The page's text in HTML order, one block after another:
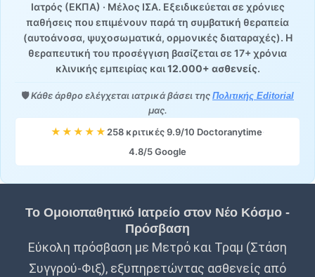
Ιατρός (ΕΚΠΑ) · Μέλος ΙΣΑ. Εξειδικεύεται σε χρόνιες
παθήσεις που επιμένουν παρά τη συμβατική θεραπεία
(αυτοάνοσα, ψυχοσωματικά, ορμονικές διαταραχές). Η
θεραπευτική του προσέγγιση βασίζεται σε 17+ χρόνια
κλινικής εμπειρίας και12.000+ ασθενείς.
🛡️Κάθε άρθρο ελέγχεται ιατρικά βάσει της Πολιτικής Editorial
μας.
★★★★★258 κριτικές·9.9/10 Doctoranytime·
4.8/5 Google
Το Ομοιοπαθητικό Ιατρείο στον Νέο Κόσμο -
Πρόσβαση
Εύκολη πρόσβαση με Μετρό και Τραμ (Στάση
Συγγρού-Φιξ), εξυπηρετώντας ασθενείς από